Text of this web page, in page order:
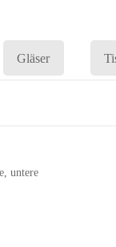
Gläser
untere